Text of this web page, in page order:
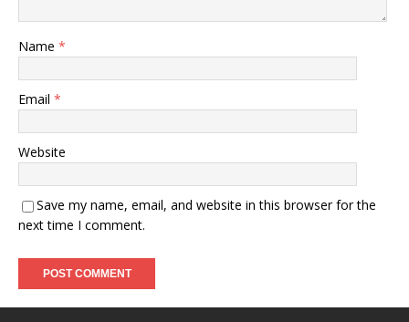
Name *
Email *
Website
Save my name, email, and website in this browser for the
next time I comment.